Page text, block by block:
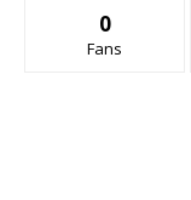
0
Fans